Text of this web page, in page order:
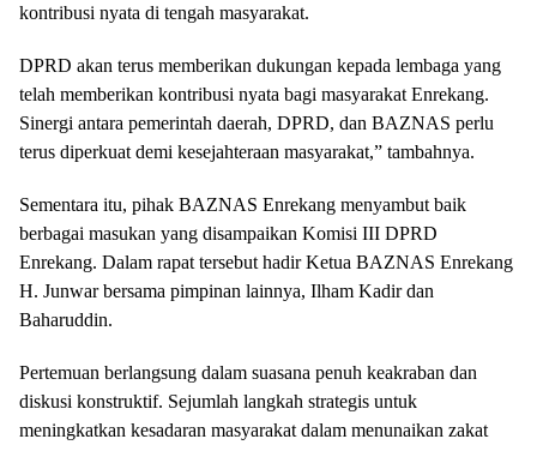
kontribusi nyata di tengah masyarakat.
DPRD akan terus memberikan dukungan kepada lembaga yang
telah memberikan kontribusi nyata bagi masyarakat Enrekang.
Sinergi antara pemerintah daerah, DPRD, dan BAZNAS perlu
terus diperkuat demi kesejahteraan masyarakat,” tambahnya.
Sementara itu, pihak BAZNAS Enrekang menyambut baik
berbagai masukan yang disampaikan Komisi III DPRD
Enrekang. Dalam rapat tersebut hadir Ketua BAZNAS Enrekang
H. Junwar bersama pimpinan lainnya, Ilham Kadir dan
Baharuddin.
Pertemuan berlangsung dalam suasana penuh keakraban dan
diskusi konstruktif. Sejumlah langkah strategis untuk
meningkatkan kesadaran masyarakat dalam menunaikan zakat